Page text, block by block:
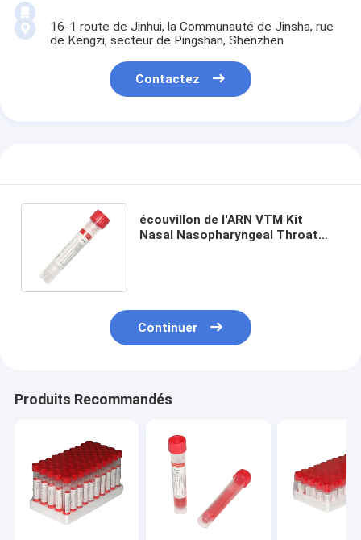
16-1 route de Jinhui, la Communauté de Jinsha, rue
de Kengzi, secteur de Pingshan, Shenzhen
Contactez
écouvillon de l'ARN VTM Kit
Nasal Nasopharyngeal Throat
Continuer
Produits Recommandés